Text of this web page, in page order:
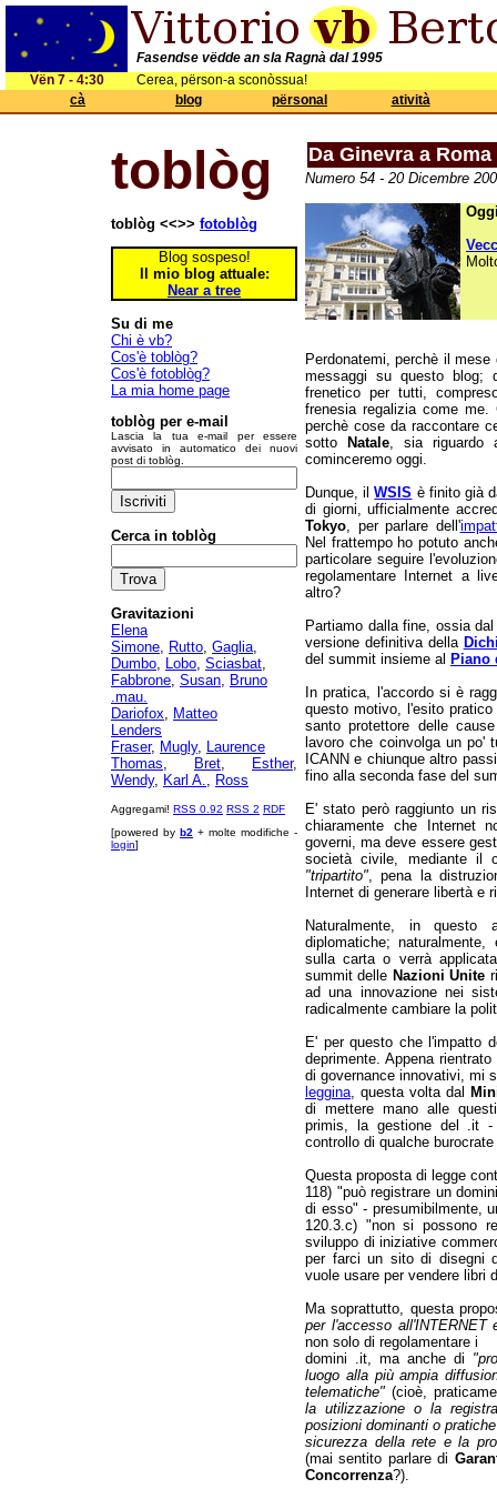
Fasendse vëdde an sla Ragnà dal 1995
Vën 7 - 4:30
Cerea, përson-a sconòssua!
cà
blog përsonal atività
toblòg
toblòg <<>> fotoblòg
Blog sospeso!
Il mio blog attuale:
Near a tree
Su di me
Chi è vb?
Cos'è toblòg?
Cos'è fotoblòg?
La mia home page
toblòg per e-mail
Lascia la tua e-mail per essere
avvisato in automatico dei nuovi
post di toblòg.
Cerca in toblòg
Gravitazioni
Elena
Simone, Rutto, Gaglia,
Dumbo, Lobo, Sciasbat,
Fabbrone, Susan, Bruno
.mau.
Dariofox, Matteo
Lenders
Fraser, Mugly, Laurence
Thomas, Bret, Esther,
Wendy, Karl A., Ross
Aggregami! RSS 0.92 RSS 2 RDF
[powered by b2 + molte modifiche -
login]
Da Ginevra a Roma
Numero 54 - 20 Dicembre
Perdonatemi, perchè il
messaggi su questo blog;
frenetico per tutti,
frenesia regalizia come me.
perchè cose da raccontare
sotto
Natale, sia
cominceremo oggi.
Dunque, ilWSIS è finito già
di giorni, ufficialmente
Tokyo, per parlare dell'
Nel frattempo ho potuto
particolare seguire
regolamentare Internet a
altro?
Partiamo dalla fine, ossia
versione definitiva della
del summit insieme al Piano
In pratica, l'accordo si è
questo motivo, l'esito
santo protettore delle
lavoro che coinvolga un po'
ICANN e chiunque altro
fino alla seconda fase del
E' stato però raggiunto un
chiaramente che Internet
governi, ma deve essere
società civile, mediante il
"tripartito", pena la
Internet di generare libertà e
Naturalmente, in
diplomatiche;
sulla carta o verrà
summit delle Nazioni Unite
ad una innovazione nei
radicalmente cambiare la
E' per questo che l'impatto
deprimente. Appena
di governance innovativi, mi
leggina, questa volta dal
di mettere mano alle
primis, la gestione del .it
controllo di qualche
Questa proposta di legge
118) "può registrare un
di esso" - presumibilmente,
120.3.c) "non si possono
sviluppo di iniziative
per farci un sito di disegni
vuole usare per vendere libri
Ma soprattutto, questa
per l'accesso
non solo di regolamentare i
domini .it, ma anche di
luogo alla più ampia
telematiche" (cioè,
la utilizzazione o la
posizioni dominanti o
sicurezza della rete e la
(mai sentito parlare di
Concorrenza?).